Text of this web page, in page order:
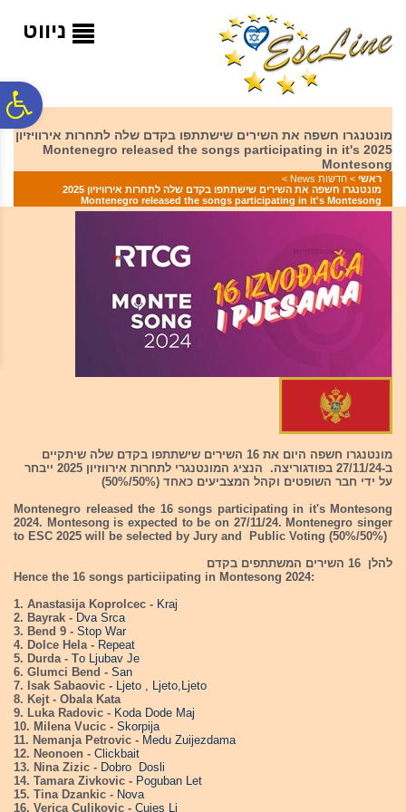
המרכזי
ניווט
מונטנגרו חשפה את השירים שישתתפו בקדם שלה לתחרות אירוויזיון
2025 Montenegro released the songs participating in it's
Montesong
ראשי > חדשות News
>
מונטנגרו חשפה את השירים שישתתפו בקדם שלה לתחרות אירוויזיון 2025
Montenegro released the songs participating in it's Montesong
מונטנגרו חשפה היום את 16 השירים שישתתפו בקדם שלה שיתקיים
ב-27/11/24 בפודגוריצה. הנציג המונטנגרי לתחרות אירווזיון 2025 ייבחר
על ידי חבר השופטים וקהל המצביעים כאחד (50%/50%)
Montenegro released the 16 songs participating in it's Montesong
2024. Montesong is expected to be on 27/11/24. Montenegro singer
to ESC 2025 will be selected by Jury and Public Voting (50%/50%)
להלן 16 השירים המשתתפים בקדם
Hence the 16 songs particiipating in Montesong 2024:
1. Anastasija Koprolcec - Kraj
2. Bayrak - Dva Srca
3. Bend 9 - Stop War
4. Dolce Hela - Repeat
5. Durda - To Ljubav Je
6. Glumci Bend - San
7. Isak Sabaovic - Ljeto , Ljeto,Ljeto
8. Kejt - Obala Kata
9. Luka Radovic - Koda Dode Maj
10. Milena Vucic - Skorpija
11. Nemanja Petrovic - Medu Zuijezdama
12. Neonoen - Clickbait
13. Nina Zizic - Dobro Dosli
14. Tamara Zivkovic - Poguban Let
15. Tina Dzankic - Nova
16. Verica Culjkovic - Cujes Li